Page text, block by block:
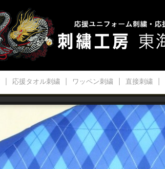
応援タオル刺繍 ワッペン刺繍 直接刺繍